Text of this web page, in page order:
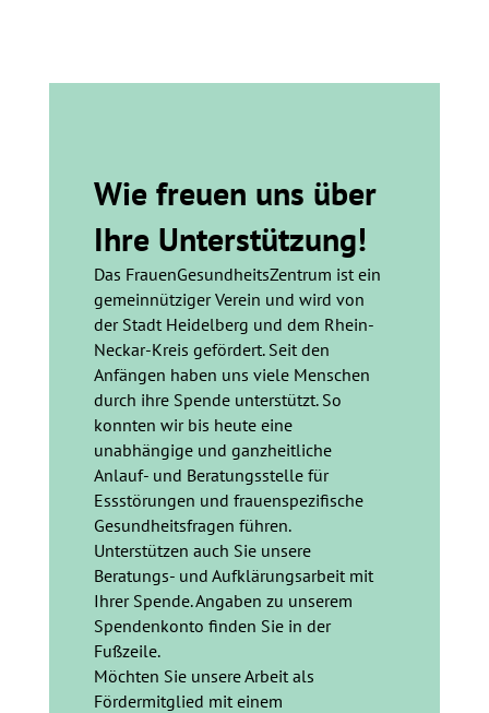
Wie freuen uns über
Ihre Unterstützung!
Das FrauenGesundheitsZentrum ist ein
gemeinnütziger Verein und wird von
der Stadt Heidelberg und dem Rhein-
Neckar-Kreis gefördert. Seit den
Anfängen haben uns viele Menschen
durch ihre Spende unterstützt. So
konnten wir bis heute eine
unabhängige und ganzheitliche
Anlauf- und Beratungsstelle für
Essstörungen und frauenspezifische
Gesundheitsfragen führen.
Unterstützen auch Sie unsere
Beratungs- und Aufklärungsarbeit mit
Ihrer Spende. Angaben zu unserem
Spendenkonto finden Sie in der
Fußzeile.
Möchten Sie unsere Arbeit als
Fördermitglied mit einem